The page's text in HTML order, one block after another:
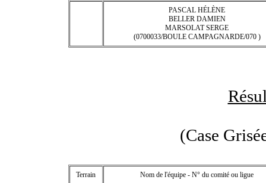
PASCAL HÉLÈNE
BELLER DAMIEN
MARSOLAT SERGE
(0700033/BOULE CAMPAGNARDE/070 )
(Case
Terrain Nom de l'équipe - N° du comité ou ligue